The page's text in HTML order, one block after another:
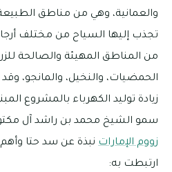
والعمانية، وهي من مناطق
تجذب إليها السياح من مختلف
من المناطق المهيئة والصالحة
الحمضيات، والنخيل، والمانجو،
زيادة توليد الكهرباء بالمشروع
سمو الشيخ محمد بن راشد آل
زووم الإمارات نبذة عن سد حتا وأهم
ارتبطت به: